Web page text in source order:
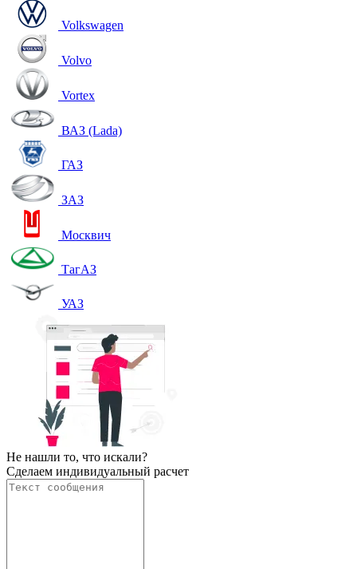
Volkswagen
Volvo
Vortex
ВАЗ (Lada)
ГАЗ
ЗАЗ
Москвич
ТагАЗ
УАЗ
Не нашли то, что искали?
Сделаем индивидуальный расчет